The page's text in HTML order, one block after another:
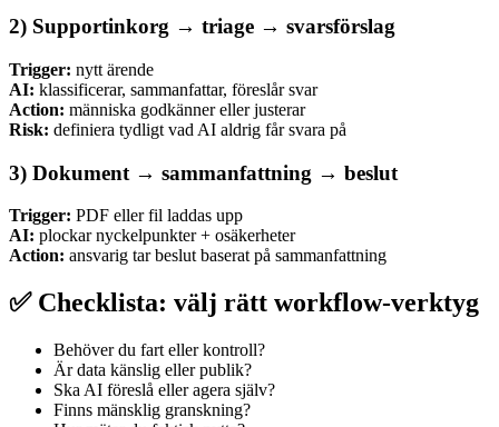
2) Supportinkorg → triage → svarsförslag
Trigger: nytt ärende
AI: klassificerar, sammanfattar, föreslår svar
Action: människa godkänner eller justerar
Risk: definiera tydligt vad AI aldrig får svara på
3) Dokument → sammanfattning → beslut
Trigger: PDF eller fil laddas upp
AI: plockar nyckelpunkter + osäkerheter
Action: ansvarig tar beslut baserat på sammanfattning
✅ Checklista: välj rätt workflow-verktyg
Behöver du fart eller kontroll?
Är data känslig eller publik?
Ska AI föreslå eller agera själv?
Finns mänsklig granskning?